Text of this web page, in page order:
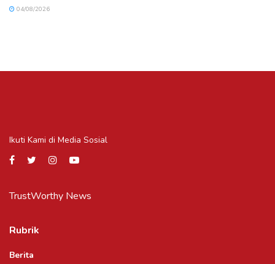
04/08/2026
Ikuti Kami di Media Sosial
TrustWorthy News
Rubrik
Berita